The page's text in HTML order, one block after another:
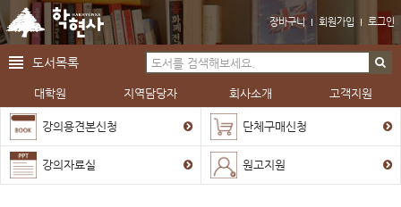
장바구니 회원가입 로그인
도서목록
대학원 지역담당자 회사소개 고객지원
강의용견본신청 단체구매신청
강의자료실 원고지원